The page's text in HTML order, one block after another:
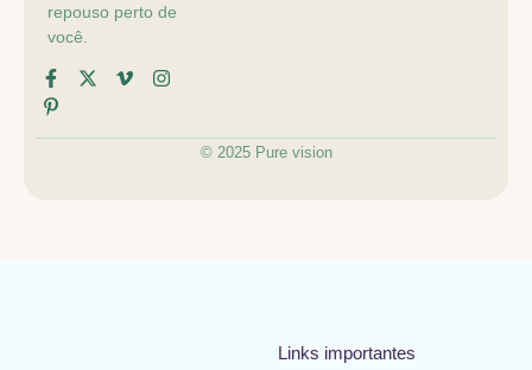
repouso perto de
você.
© 2025 Pure vision
Links importantes